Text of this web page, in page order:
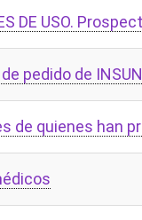
DE USO.
pedido de
de quienes han